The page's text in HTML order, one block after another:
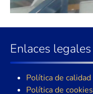
Enlaces legales
Política de calidad
Política de cookies